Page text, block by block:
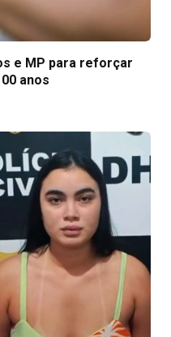
e MP para reforçar
anos